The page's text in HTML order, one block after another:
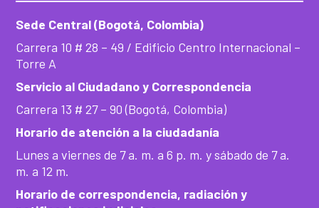
Sede Central (Bogotá, Colombia)
Carrera 10 # 28 – 49 / Edificio Centro Internacional –
Torre A
Servicio al Ciudadano y Correspondencia
Carrera 13 # 27 – 90 (Bogotá, Colombia)
Horario de atención a la ciudadanía
Lunes a viernes de 7 a. m. a 6 p. m. y sábado de 7 a.
m. a 12 m.
Horario de correspondencia, radiación y